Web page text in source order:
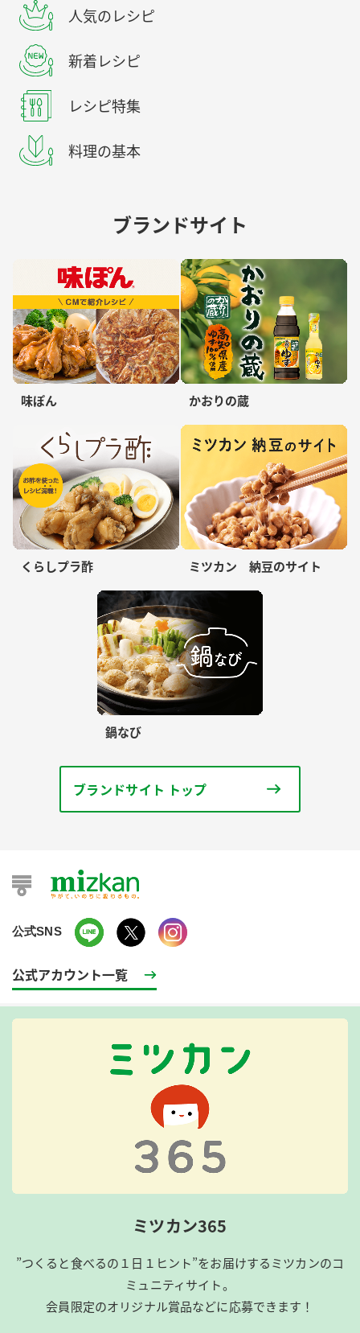
人気のレシピ
新着レシピ
レシピ特集
料理の基本
ブランドサイト
味ぽん かおりの蔵
くらしプラ酢 ミツカン 納豆のサイト
鍋なび
ブランドサイト トップ
公式SNS
公式アカウント一覧
ミツカン365
”つくると食べるの１日１ヒント”をお届けするミツカンのコ
ミュニティサイト。
会員限定のオリジナル賞品などに応募できます！